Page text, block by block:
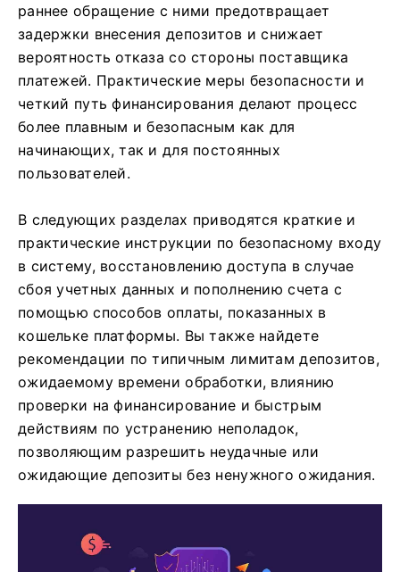
раннее обращение с ними предотвращает
задержки внесения депозитов и снижает
вероятность отказа со стороны поставщика
платежей. Практические меры безопасности и
четкий путь финансирования делают процесс
более плавным и безопасным как для
начинающих, так и для постоянных
пользователей.
В следующих разделах приводятся краткие и
практические инструкции по безопасному входу
в систему, восстановлению доступа в случае
сбоя учетных данных и пополнению счета с
помощью способов оплаты, показанных в
кошельке платформы. Вы также найдете
рекомендации по типичным лимитам депозитов,
ожидаемому времени обработки, влиянию
проверки на финансирование и быстрым
действиям по устранению неполадок,
позволяющим разрешить неудачные или
ожидающие депозиты без ненужного ожидания.